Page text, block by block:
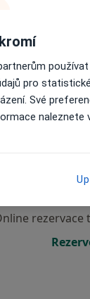
rezervace
rezervace
pro
Své
naleznete